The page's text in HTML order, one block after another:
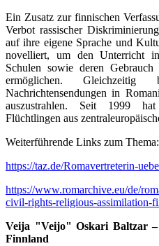
Ein Zusatz zur finnischen
Verbot rassischer
auf ihre eigene Sprache und
novelliert, um den Unterricht
Schulen sowie deren Gebrauch
ermöglichen. Gleichzeitig
Nachrichtensendungen in
auszustrahlen. Seit 1999
Flüchtlingen aus
Weiterführende Links zum Thema:
https://taz.de/Romavertreterin-
https://www.romarchive.eu/de/
civil-rights-religious-assimilation-
Veija "Veijo" Oskari Baltzar
Finnland